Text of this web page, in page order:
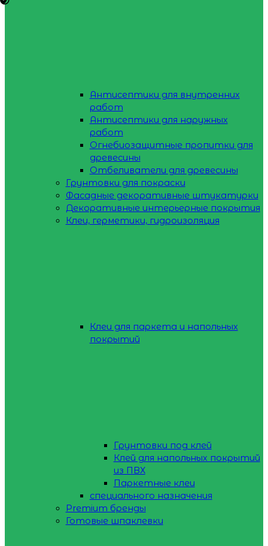
Антисептики для внутренних
работ
Антисептики для наружных
работ
Огнебиозащитные пропитки для
древесины
Отбеливатели для древесины
Грунтовки для покраски
Фасадные декоративные штукатурки
Декоративные интерьерные покрытия
Клеи, герметики, гидроизоляция
Клеи для паркета и напольных
покрытий
Грунтовки под клей
Клей для напольных покрытий
из ПВХ
Паркетные клеи
специального назначения
Premium бренды
Готовые шпаклевки